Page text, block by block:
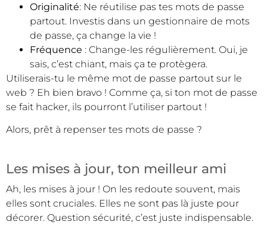
Originalité: Ne réutilise pas tes mots de passe
partout. Investis dans un gestionnaire de mots
de passe, ça change la vie !
Fréquence : Change-les régulièrement. Oui, je
sais, c’est chiant, mais ça te protègera.
Utiliserais-tu le même mot de passe partout sur le
web ? Eh bien bravo ! Comme ça, si ton mot de passe
se fait hacker, ils pourront l’utiliser partout !
Alors, prêt à repenser tes mots de passe ?
Les mises à jour, ton meilleur ami
Ah, les mises à jour ! On les redoute souvent, mais
elles sont cruciales. Elles ne sont pas là juste pour
décorer. Question sécurité, c’est juste indispensable.